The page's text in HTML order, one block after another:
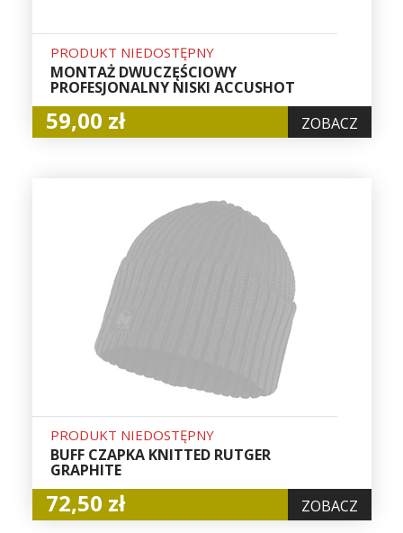
PRODUKT NIEDOSTĘPNY
MONTAŻ DWUCZĘŚCIOWY
PROFESJONALNY NISKI ACCUSHOT
59,00 zł ZOBACZ
PRODUKT NIEDOSTĘPNY
BUFF CZAPKA KNITTED RUTGER
GRAPHITE
72,50 zł ZOBACZ